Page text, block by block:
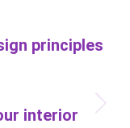
principles
interior